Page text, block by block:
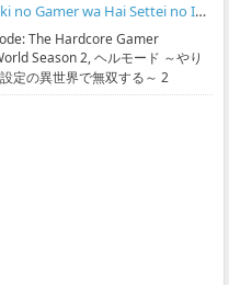
Hell Mode: Yarikomizuki no Gamer wa Hai Settei no Isekai de Musou suru Season 2 Subtitle Indonesia
The Hardcore Gamer
Season 2, ヘルモード ～やり
定の異世界で無双する～ 2